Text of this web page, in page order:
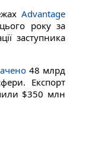
Advantage
року за
заступника
48 млрд
Експорт
$350 млн